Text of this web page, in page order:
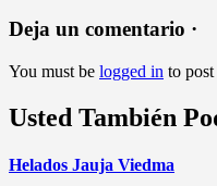
Deja un comentario ·
You must be logged in to
Usted También
Helados Jauja Viedma